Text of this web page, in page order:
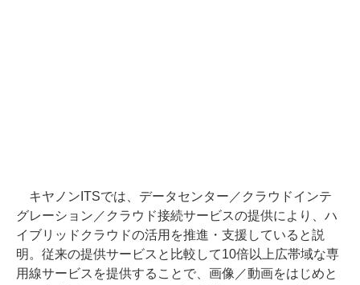
キヤノンITSでは、データセンター／クラウドインテ
グレーション／クラウド接続サービスの提供により、ハ
イブリッドクラウドの活用を推進・支援していると説
明。従来の提供サービスと比較して10倍以上広帯域な専
用線サービスを提供することで、画像／動画をはじめと